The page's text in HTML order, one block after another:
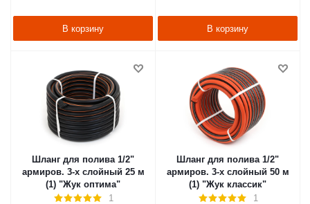
В корзину В корзину
Шланг для полива 1/2"
армиров. 3-х слойный 25 м
(1) "Жук оптима"
1
Шланг для полива 1/2"
армиров. 3-х слойный 50 м
(1) "Жук классик"
1